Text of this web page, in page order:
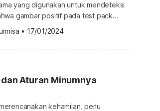
yang digunakan untuk mendeteksi
gambar positif pada test pack
test pack
tersebut belum tentu 100% akurat.
informasi berikut untuk mengetahui
• 17/01/2024
Aturan Minumnya
kehamilan, perlu